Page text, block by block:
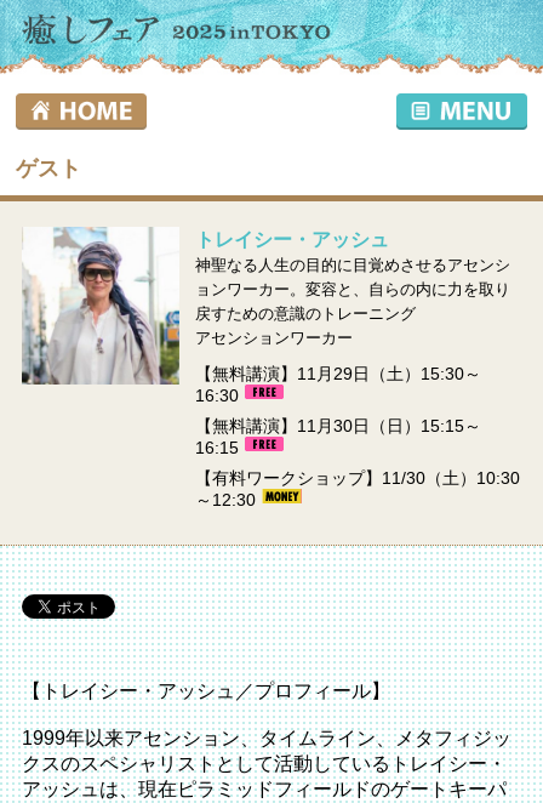
ゲスト
トレイシー・アッシュ
神聖なる人生の目的に目覚めさせるアセンシ
ョンワーカー。変容と、自らの内に力を取り
戻すための意識のトレーニング
アセンションワーカー
【無料講演】11月29日（土）15:30～
16:30
【無料講演】11月30日（日）15:15～
16:15
【有料ワークショップ】11/30（土）10:30
～12:30
【トレイシー・アッシュ／プロフィール】
1999年以来アセンション、タイムライン、メタフィジッ
クスのスペシャリストとして活動しているトレイシー・
アッシュは、現在ピラミッドフィールドのゲートキーパ